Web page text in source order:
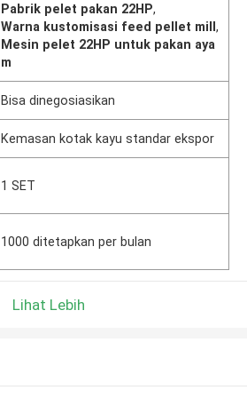
Pabrik pelet pakan 22HP,
Warna kustomisasi feed pellet mill,
Mesin pelet 22HP untuk pakan aya
m
Bisa dinegosiasikan
Kemasan kotak kayu standar ekspor
1 SET
1000 ditetapkan per bulan
Lihat Lebih